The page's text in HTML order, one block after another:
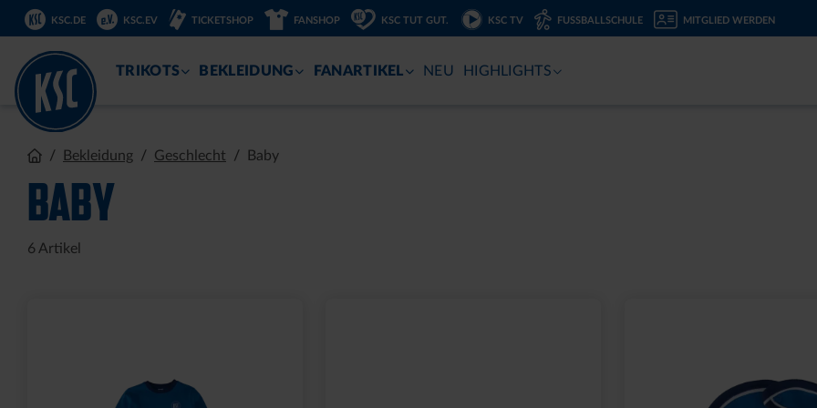
DIREKT
ZUM
KSC.DE KSC.EV TICKETSHOP FANSHOP KSC TUT GUT. KSC TV FUSSBALLSCHULE MITGLIED WERDEN
TRIKOTS BEKLEIDUNG FANARTIKEL NEU HIGHLIGHTS
Bekleidung Geschlecht Baby
BABY
6 Artikel